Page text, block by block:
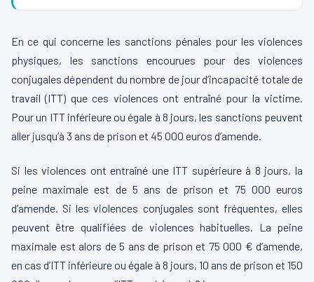
En ce qui concerne les sanctions pénales pour les violences
physiques, les sanctions encourues pour des violences
conjugales dépendent du nombre de jour d’incapacité totale de
travail (ITT) que ces violences ont entraîné pour la victime.
Pour un ITT inférieure ou égale à 8 jours, les sanctions peuvent
aller jusqu’à 3 ans de prison et 45 000 euros d’amende.
Si les violences ont entraîné une ITT supérieure à 8 jours, la
peine maximale est de 5 ans de prison et 75 000 euros
d’amende. Si les violences conjugales sont fréquentes, elles
peuvent être qualifiées de violences habituelles. La peine
maximale est alors de 5 ans de prison et 75 000 € d’amende,
en cas d’ITT inférieure ou égale à 8 jours, 10 ans de prison et 150